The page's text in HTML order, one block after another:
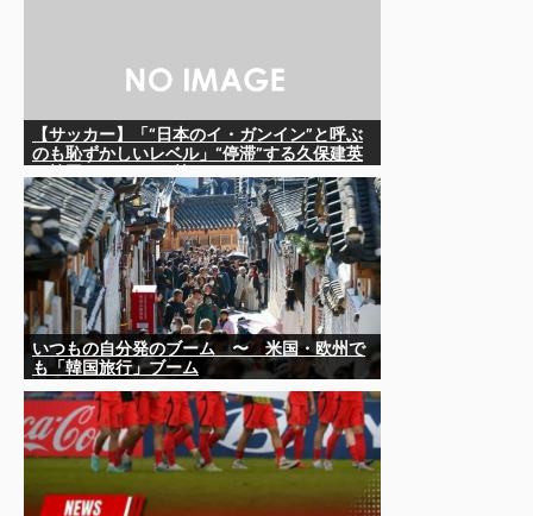
【サッカー】「“日本のイ・ガンイン”と呼ぶ
のも恥ずかしいレベル」“停滞”する久保建英
いつもの自分発のブーム 〜 米国・欧州で
も「韓国旅行」ブーム